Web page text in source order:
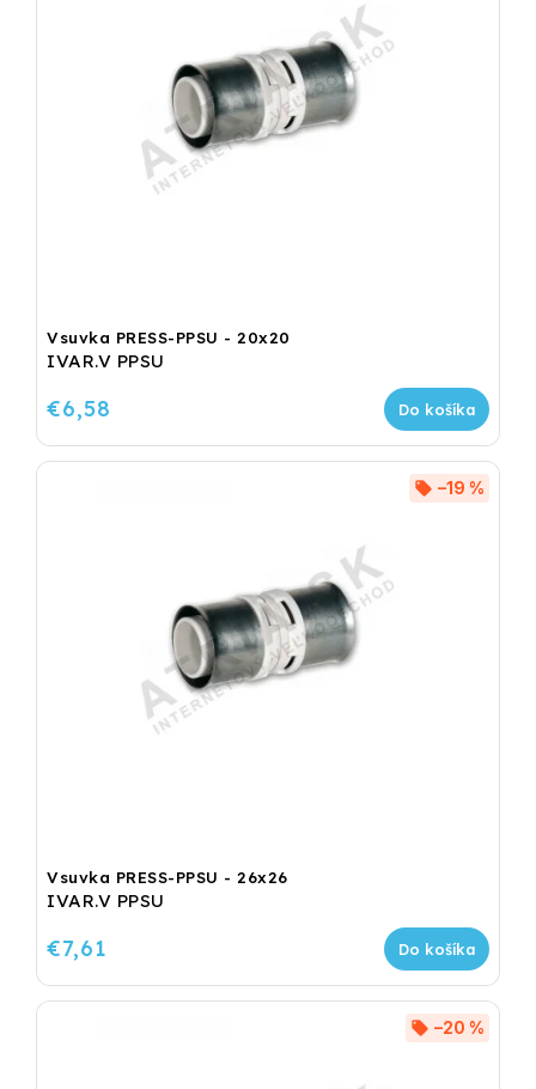
Vsuvka PRESS-PPSU - 20x20
IVAR.V PPSU
€6,58 Do košíka
Vsuvka PRESS-PPSU - 26x26
IVAR.V PPSU
–19 %
€7,61 Do košíka
–20 %